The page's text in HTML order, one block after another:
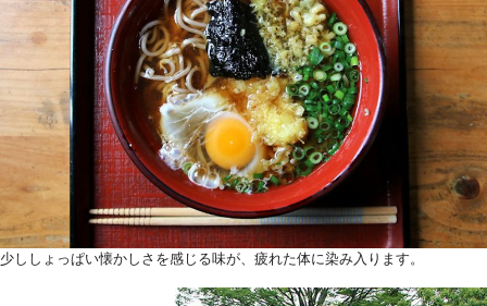
少ししょっぱい懐かしさを感じる味が、疲れた体に染み入ります。